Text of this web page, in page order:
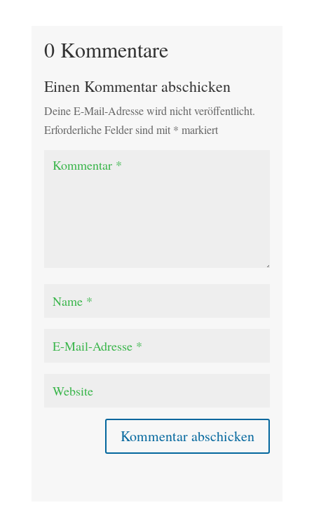
0 Kommentare
Einen Kommentar abschicken
Deine E-Mail-Adresse wird nicht veröffentlicht.
Erforderliche Felder sind mit * markiert
Kommentar abschicken